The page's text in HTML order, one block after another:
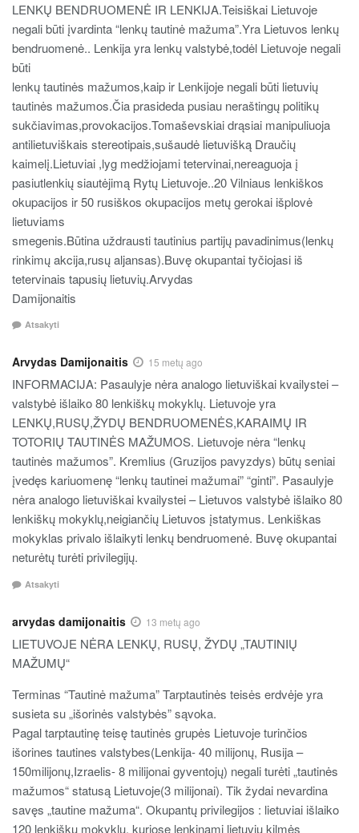
LENKŲ BENDRUOMENĖ IR LENKIJA.Teisiškai Lietuvoje
negali būti įvardinta “lenkų tautinė mažuma”.Yra Lietuvos lenkų
bendruomenė.. Lenkija yra lenkų valstybė,todėl Lietuvoje negali
būti
lenkų tautinės mažumos,kaip ir Lenkijoje negali būti lietuvių
tautinės mažumos.Čia prasideda pusiau neraštingų politikų
sukčiavimas,provokacijos.Tomaševskiai drąsiai manipuliuoja
antilietuviškais stereotipais,sušaudė lietuvišką Draučių
kaimelį.Lietuviai ,lyg medžiojami tetervinai,nereaguoja į
pasiutlenkių siautėjimą Rytų Lietuvoje..20 Vilniaus lenkiškos
okupacijos ir 50 rusiškos okupacijos metų gerokai išplovė
lietuviams
smegenis.Būtina uždrausti tautinius partijų pavadinimus(lenkų
rinkimų akcija,rusų aljansas).Buvę okupantai tyčiojasi iš
tetervinais tapusių lietuvių.Arvydas
Damijonaitis
Atsakyti
Arvydas Damijonaitis 15 metų ago
INFORMACIJA: Pasaulyje nėra analogo lietuviškai kvailystei –
valstybė išlaiko 80 lenkiškų mokyklų. Lietuvoje yra
LENKŲ,RUSŲ,ŽYDŲ BENDRUOMENĖS,KARAIMŲ IR
TOTORIŲ TAUTINĖS MAŽUMOS. Lietuvoje nėra “lenkų
tautinės mažumos”. Kremlius (Gruzijos pavyzdys) būtų seniai
įvedęs kariuomenę “lenkų tautinei mažumai” “ginti”. Pasaulyje
nėra analogo lietuviškai kvailystei – Lietuvos valstybė išlaiko 80
lenkiškų mokyklų,neigiančių Lietuvos įstatymus. Lenkiškas
mokyklas privalo išlaikyti lenkų bendruomenė. Buvę okupantai
neturėtų turėti privilegijų.
Atsakyti
arvydas damijonaitis 13 metų ago
LIETUVOJE NĖRA LENKŲ, RUSŲ, ŽYDŲ „TAUTINIŲ
MAŽUMŲ“
Terminas “Tautinė mažuma” Tarptautinės teisės erdvėje yra
susieta su „išorinės valstybės” sąvoka.
Pagal tarptautinę teisę tautinės grupės Lietuvoje turinčios
išorines tautines valstybes(Lenkija- 40 milijonų, Rusija –
150milijonų,Izraelis- 8 milijonai gyventojų) negali turėti „tautinės
mažumos“ statusą Lietuvoje(3 milijonai). Tik žydai nevardina
savęs „tautine mažuma“. Okupantų privilegijos : lietuviai išlaiko
120 lenkiškų mokyklų, kuriose lenkinami lietuvių kilmės